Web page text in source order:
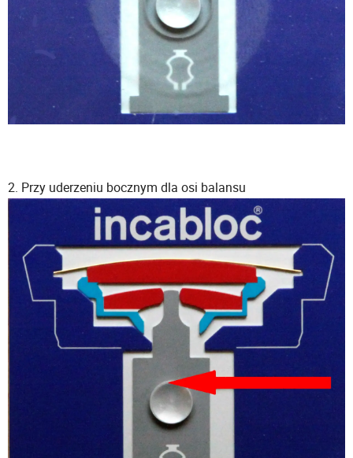
2. Przy uderzeniu bocznym dla osi balansu